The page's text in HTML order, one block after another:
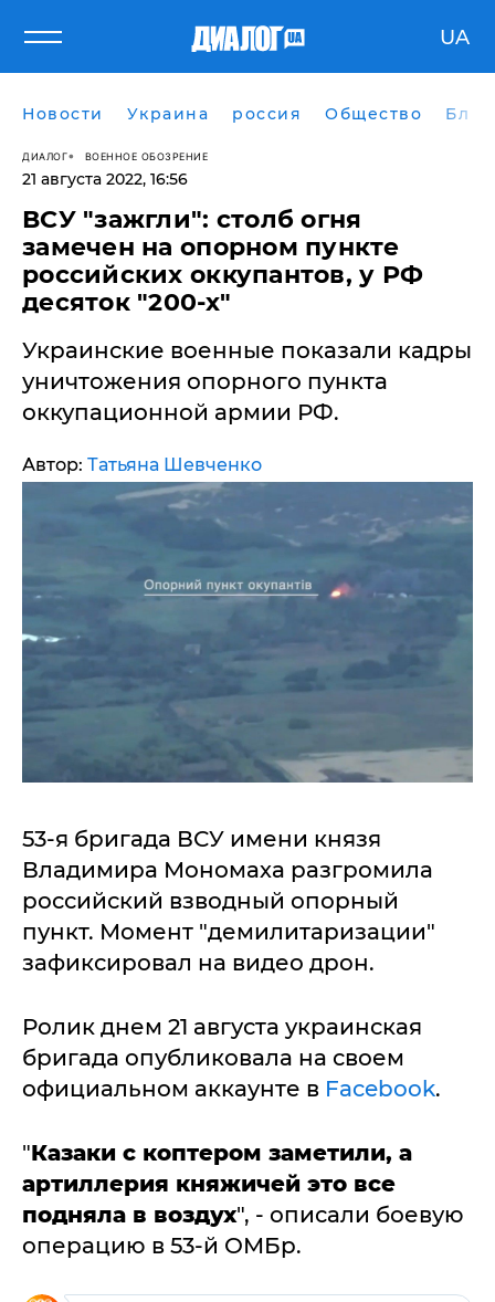
UA
Новости Украина россия Общество
ДИАЛОГ ВОЕННОЕ ОБОЗРЕНИЕ
21 августа 2022, 16:56
ВСУ "зажгли": столб огня
замечен на опорном пункте
российских оккупантов, у РФ
десяток "200-х"
​Украинские военные показали кадры
уничтожения опорного пункта
оккупационной армии РФ.
Автор: Татьяна Шевченко
53-я бригада ВСУ имени князя
Владимира Мономаха разгромила
российский взводный опорный
пункт. Момент "демилитаризации"
зафиксировал на видео дрон.
Ролик днем 21 августа украинская
бригада опубликовала на своем
официальном аккаунте в Facebook.
"Казаки с коптером заметили, а
артиллерия княжичей это все
подняла в воздух", - описали боевую
операцию в 53-й ОМБр.